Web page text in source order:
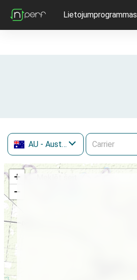
Lietojumprogrammas
AU - Austrālija
+
−